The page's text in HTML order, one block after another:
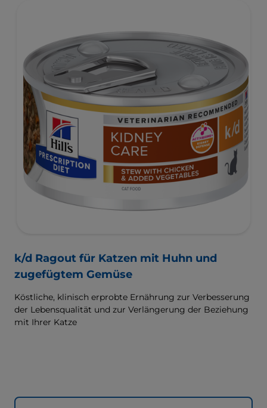
k/d Ragout für Katzen mit Huhn und
zugefügtem Gemüse
Köstliche, klinisch erprobte Ernährung zur Verbesserung
der Lebensqualität und zur Verlängerung der Beziehung
mit Ihrer Katze